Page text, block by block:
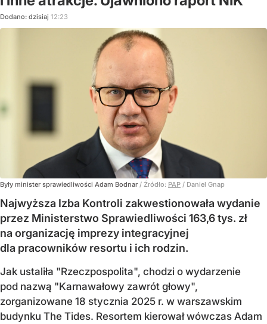
Dodano: dzisiaj 12:23
Były minister sprawiedliwości Adam Bodnar / Źródło: PAP / Daniel Gnap
Najwyższa Izba Kontroli zakwestionowała wydanie
przez Ministerstwo Sprawiedliwości 163,6 tys. zł
na organizację imprezy integracyjnej
dla pracowników resortu i ich rodzin.
Jak ustaliła "Rzeczpospolita", chodzi o wydarzenie
pod nazwą "Karnawałowy zawrót głowy",
zorganizowane 18 stycznia 2025 r. w warszawskim
budynku The Tides. Resortem kierował wówczas Adam